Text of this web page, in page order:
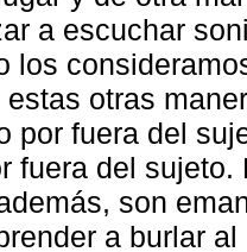
a escuchar
los
otras
por fuera del
fuera del
son
a burlar